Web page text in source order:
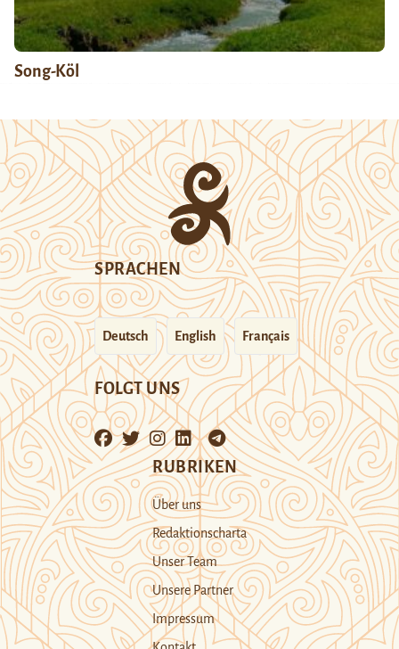
Song-Köl
SPRACHEN
Deutsch English Français
FOLGT UNS
RUBRIKEN
Über uns
Redaktionscharta
Unser Team
Unsere Partner
Impressum